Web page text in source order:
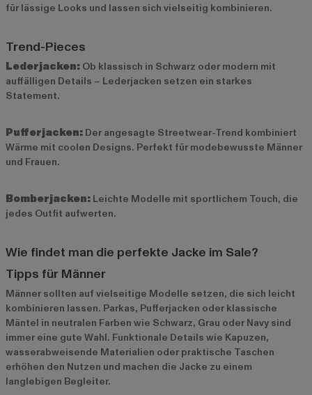
für lässige Looks und lassen sich vielseitig kombinieren.
Trend-Pieces
Lederjacken: Ob klassisch in Schwarz oder modern mit
auffälligen Details – Lederjacken setzen ein starkes
Statement.
Pufferjacken: Der angesagte Streetwear-Trend kombiniert
Wärme mit coolen Designs. Perfekt für modebewusste Männer
und Frauen.
Bomberjacken: Leichte Modelle mit sportlichem Touch, die
jedes Outfit aufwerten.
Wie findet man die perfekte Jacke im Sale?
Tipps für Männer
Männer sollten auf vielseitige Modelle setzen, die sich leicht
kombinieren lassen. Parkas, Pufferjacken oder klassische
Mäntel in neutralen Farben wie Schwarz, Grau oder Navy sind
immer eine gute Wahl. Funktionale Details wie Kapuzen,
wasserabweisende Materialien oder praktische Taschen
erhöhen den Nutzen und machen die Jacke zu einem
langlebigen Begleiter.